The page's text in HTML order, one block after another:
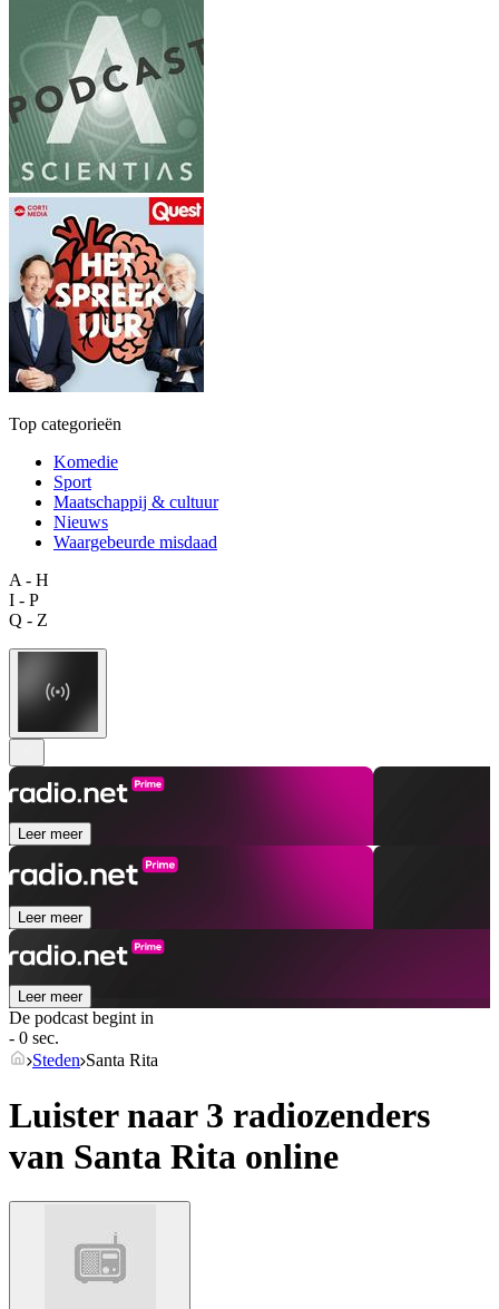
Top categorieën
Komedie
Sport
Maatschappij & cultuur
Nieuws
Waargebeurde misdaad
A - H
I - P
Q - Z
Leer meer
Leer meer
Leer meer
De podcast begint in
- 0 sec.
Steden Santa Rita
Luister naar 3 radiozenders
van Santa Rita online